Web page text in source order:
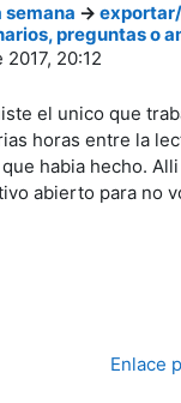
->
preguntas o
20:12
el unico que
horas entre la
habia hecho.
abierto para no
Enlace